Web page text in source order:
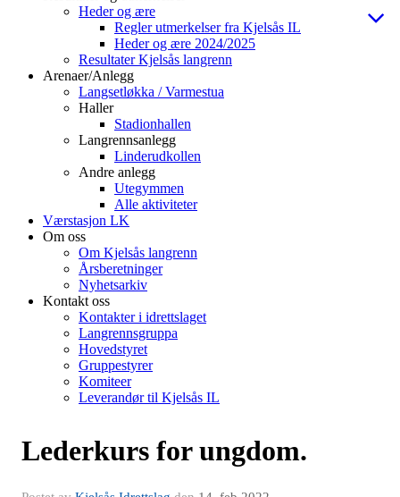
Heder og ære
Regler utmerkelser fra Kjelsås IL
Heder og ære 2024/2025
Resultater Kjelsås langrenn
Arenaer/Anlegg
Langsetløkka / Varmestua
Haller
Stadionhallen
Langrennsanlegg
Linderudkollen
Andre anlegg
Utegymmen
Alle aktiviteter
Værstasjon LK
Om oss
Om Kjelsås langrenn
Årsberetninger
Nyhetsarkiv
Kontakt oss
Kontakter i idrettslaget
Langrennsgruppa
Hovedstyret
Gruppestyrer
Komiteer
Leverandør til Kjelsås IL
Lederkurs for ungdom.